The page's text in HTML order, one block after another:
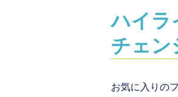
ハイラ
チェン
お気に入りの